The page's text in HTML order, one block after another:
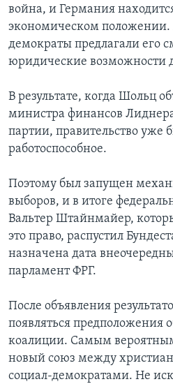
война, и Германия
экономическом положении.
демократы предлагали его
юридические возможности
В результате, когда Шольц
министра финансов
партии, правительство уже
работоспособное.
Поэтому был запущен
выборов, и в итоге
Вальтер Штайнмайер,
это право, распустил
назначена дата
парламент ФРГ.
После объявления
появляться предположения
коалиции. Самым вероятным
новый союз между
социал-демократами. Не